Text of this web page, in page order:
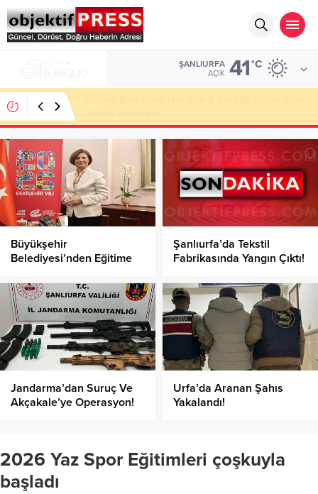
ŞANLIURFA
AÇIK 41°C
Büyükşehir
Belediyesi’nden Eğitime
Şanlıurfa’da Tekstil
Fabrikasında Yangın Çıktı!
Jandarma’dan Suruç Ve
Akçakale’ye Operasyon!
Urfa’da Aranan Şahıs
Yakalandı!
2026 Yaz Spor Eğitimleri çoşkuyla
başladı